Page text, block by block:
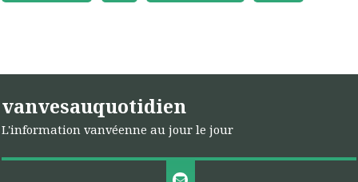
vanvesauquotidien
L'information vanvéenne au jour le jour